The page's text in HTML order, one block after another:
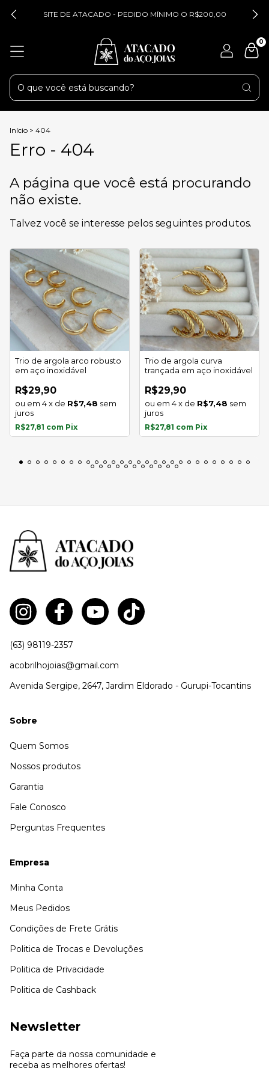
SITE DE ATACADO - PEDIDO MÍNIMO O R$200,00
0
Início > 404
Erro - 404
A página que você está procurando
não existe.
Talvez você se interesse pelos seguintes produtos.
Trio de argola arco robusto
em aço inoxidável
R$29,90
4x de R$7,48 sem
juros
R$27,81 com Pix
Trio de argola curva
trançada em aço inoxidável
R$29,90
4x de R$7,48 sem
juros
R$27,81 com Pix
(63) 98119-2357
acobrilhojoias@gmail.com
Avenida Sergipe, 2647, Jardim Eldorado - Gurupi-Tocantins
Sobre
Quem Somos
Nossos produtos
Garantia
Fale Conosco
Perguntas Frequentes
Empresa
Minha Conta
Meus Pedidos
Condições de Frete Grátis
Politica de Trocas e Devoluções
Politica de Privacidade
Politica de Cashback
Newsletter
Faça parte da nossa comunidade e
receba as melhores ofertas!